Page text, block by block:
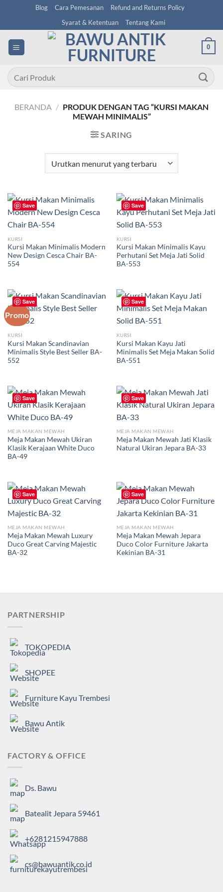
content
Blog Cara Pemesanan
Refund and Returns Policy
Syarat & Ketentuan
Tentang Kami
0
Pencarian
untuk:
BERANDA / PRODUK DENGAN TAG “KURSI MAKAN
MEWAH MINIMALIS”
SARING
Save
KURSI
Kursi Makan Minimalis Modern
New Design Cesca Chair BA-
554
Save
KURSI
Kursi Makan Minimalis Kayu
Perhutani Set Meja Jati Solid
BA-553
Save
Promo
KURSI
Kursi Makan Scandinavian
Minimalis Style Best Seller BA-
552
Rp1,200,000.00.
adalah:
Rp1,000,000.00.
Save
KURSI
Kursi Makan Kayu Jati
Minimalis Set Meja Makan Solid
BA-551
Save
MEJA MAKAN MEWAH
Meja Makan Mewah Ukiran
Klasik Kerajaan White Duco
BA-49
Save
MEJA MAKAN MEWAH
Meja Makan Mewah Jati Klasik
Natural Ukiran Jepara BA-33
Save
MEJA MAKAN MEWAH
Meja Makan Mewah Luxury
Duco Great Carving Majestic
BA-32
Save
MEJA MAKAN MEWAH
Meja Makan Mewah Jepara
Duco Color Furniture Jakarta
Kekinian BA-31
PARTNERSHIP
TOKOPEDIA
SHOPEE
Furniture Kayu Trembesi
Bawu Antik
FACTORY & OFFICE
Ds. Bawu
Batealit Jepara 59461
+6281215947888
cs@bawuantik.co.id